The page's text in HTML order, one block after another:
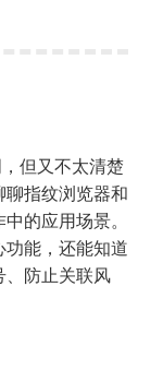
但又不太清楚
指纹浏览器和
的应用场景。
能，还能知道
、防止关联风